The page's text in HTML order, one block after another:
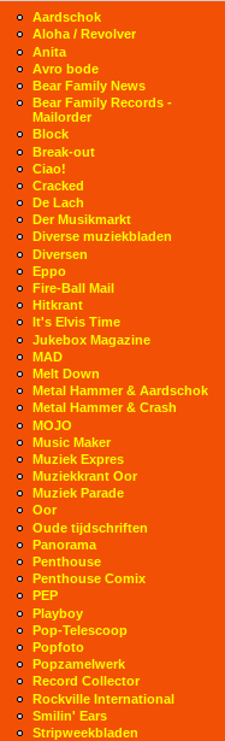
Aardschok
Aloha / Revolver
Anita
Avro bode
Bear Family News
Bear Family Records -
Mailorder
Block
Break-out
Ciao!
Cracked
De Lach
Der Musikmarkt
Diverse muziekbladen
Diversen
Eppo
Fire-Ball Mail
Hitkrant
It's Elvis Time
Jukebox Magazine
MAD
Melt Down
Metal Hammer & Aardschok
Metal Hammer & Crash
MOJO
Music Maker
Muziek Expres
Muziekkrant Oor
Muziek Parade
Oor
Oude tijdschriften
Panorama
Penthouse
Penthouse Comix
PEP
Playboy
Pop-Telescoop
Popfoto
Popzamelwerk
Record Collector
Rockville International
Smilin' Ears
Stripweekbladen